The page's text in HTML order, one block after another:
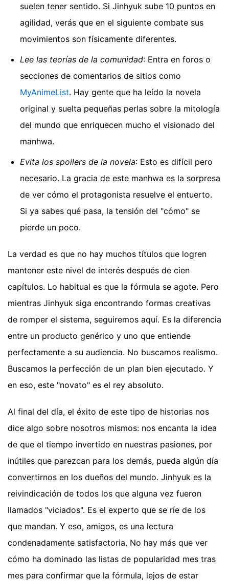
suelen tener sentido. Si Jinhyuk sube 10 puntos en
agilidad, verás que en el siguiente combate sus
movimientos son físicamente diferentes.
Lee las teorías de la comunidad: Entra en foros o
secciones de comentarios de sitios como
MyAnimeList. Hay gente que ha leído la novela
original y suelta pequeñas perlas sobre la mitología
del mundo que enriquecen mucho el visionado del
manhwa.
Evita los spoilers de la novela: Esto es difícil pero
necesario. La gracia de este manhwa es la sorpresa
de ver cómo el protagonista resuelve el entuerto.
Si ya sabes qué pasa, la tensión del "cómo" se
pierde un poco.
La verdad es que no hay muchos títulos que logren
mantener este nivel de interés después de cien
capítulos. Lo habitual es que la fórmula se agote. Pero
mientras Jinhyuk siga encontrando formas creativas
de romper el sistema, seguiremos aquí. Es la diferencia
entre un producto genérico y uno que entiende
perfectamente a su audiencia. No buscamos realismo.
Buscamos la perfección de un plan bien ejecutado. Y
en eso, este "novato" es el rey absoluto.
Al final del día, el éxito de este tipo de historias nos
dice algo sobre nosotros mismos: nos encanta la idea
de que el tiempo invertido en nuestras pasiones, por
inútiles que parezcan para los demás, pueda algún día
convertirnos en los dueños del mundo. Jinhyuk es la
reivindicación de todos los que alguna vez fueron
llamados "viciados". Es el experto que se ríe de los
que mandan. Y eso, amigos, es una lectura
condenadamente satisfactoria. No hay más que ver
cómo ha dominado las listas de popularidad mes tras
mes para confirmar que la fórmula, lejos de estar